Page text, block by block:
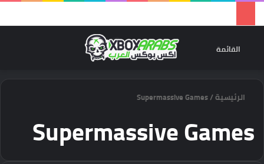
القائمة
الرئيسية/
Supermassive Games
Supermassive Games